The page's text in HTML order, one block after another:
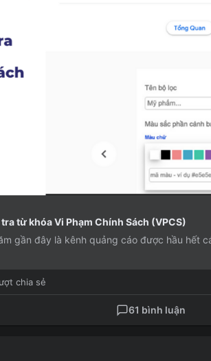
từ khóa Vi Phạm Chính Sách (VPCS)
gần đây là kênh quảng cáo được hầu hết
chia sẻ
61 bình luận